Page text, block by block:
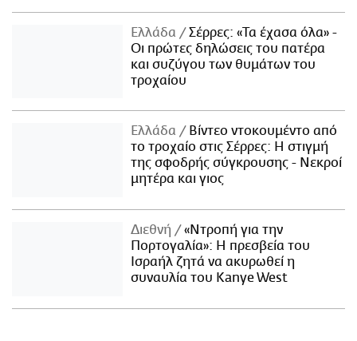
Ελλάδα
Σέρρες: «Τα έχασα όλα» -
Οι πρώτες δηλώσεις του πατέρα
και συζύγου των θυμάτων του
τροχαίου
Ελλάδα
Βίντεο ντοκουμέντο από
το τροχαίο στις Σέρρες: Η στιγμή
της σφοδρής σύγκρουσης - Νεκροί
μητέρα και γιος
Διεθνή
«Ντροπή για την
Πορτογαλία»: Η πρεσβεία του
Ισραήλ ζητά να ακυρωθεί η
συναυλία του Kanye West